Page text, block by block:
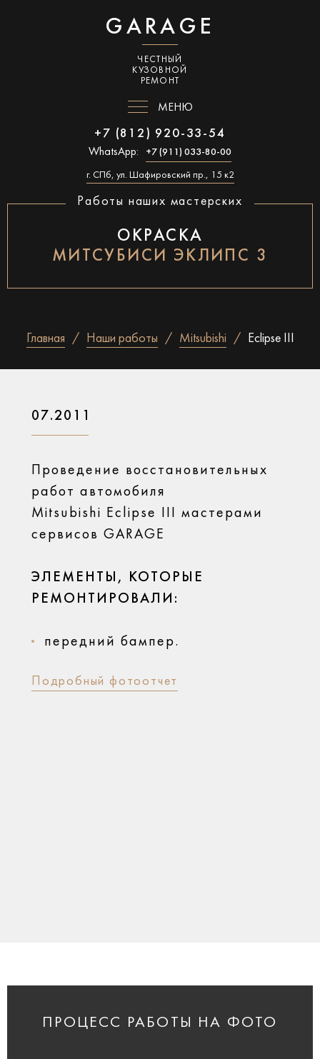
GARAGE
ЧЕСТНЫЙ
КУЗОВНОЙ
РЕМОНТ
МЕНЮ
+7 (812) 920-33-54
WhatsApp: +7 (911) 033-80-00
г. СПб, ул. Шафировский пр., 15 к2
Работы наших мастерских
ОКРАСКА
МИТСУБИСИ ЭКЛИПС 3
Главная Наши работы Mitsubishi Eclipse III
07.2011
Проведение восстановительных
работ автомобиля
Mitsubishi Eclipse III мастерами
сервисов GARAGE
ЭЛЕМЕНТЫ, КОТОРЫЕ
РЕМОНТИРОВАЛИ:
передний бампер.
Подробный фотоотчет
ПРОЦЕСС РАБОТЫ НА ФОТО